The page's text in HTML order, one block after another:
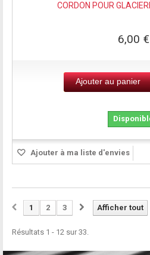
CORDON POUR
6,00 €
Ajouter au panier
Ajouter à ma liste d'envies
Afficher tout
1 2 3
Résultats 1 - 12 sur 33.